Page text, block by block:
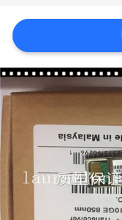
NOTICIAS
CASOS
DE
TRABAJO
MAPA
DEL
SITIO